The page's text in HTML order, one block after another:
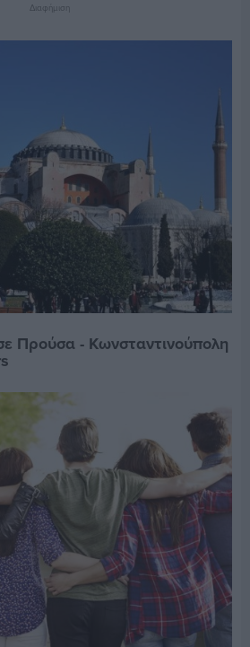
Διαφήμιση
Προύσα - Κωνσταντινούπολη